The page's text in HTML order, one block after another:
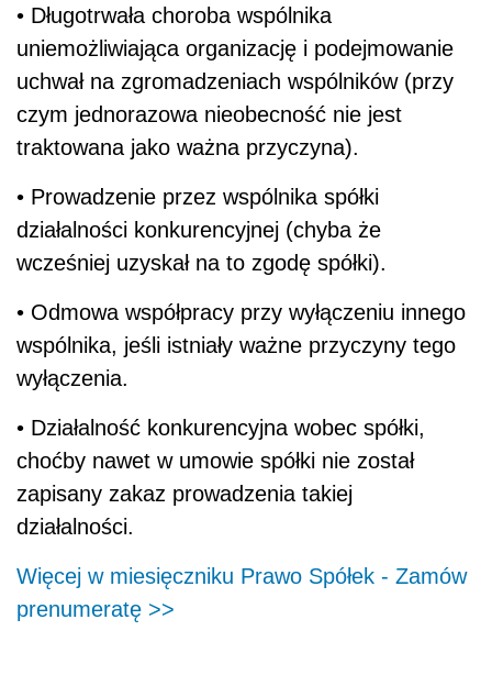
• Długotrwała choroba wspólnika
uniemożliwiająca organizację i podejmowanie
uchwał na zgromadzeniach wspólników (przy
czym jednorazowa nieobecność nie jest
traktowana jako ważna przyczyna).
• Prowadzenie przez wspólnika spółki
działalności konkurencyjnej (chyba że
wcześniej uzyskał na to zgodę spółki).
• Odmowa współpracy przy wyłączeniu innego
wspólnika, jeśli istniały ważne przyczyny tego
wyłączenia.
• Działalność konkurencyjna wobec spółki,
choćby nawet w umowie spółki nie został
zapisany zakaz prowadzenia takiej
działalności.
Więcej w miesięczniku Prawo Spółek - Zamów
prenumeratę >>